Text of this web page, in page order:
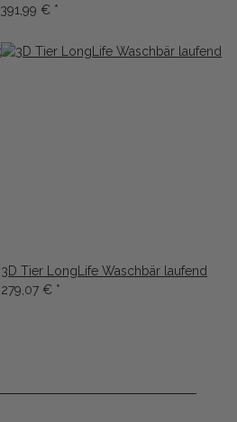
391,99 € *
3D Tier LongLife Waschbär laufend
279,07 € *